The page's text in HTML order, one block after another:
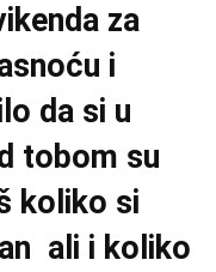
za
i
da si u
tobom su
koliko si
ali i koliko